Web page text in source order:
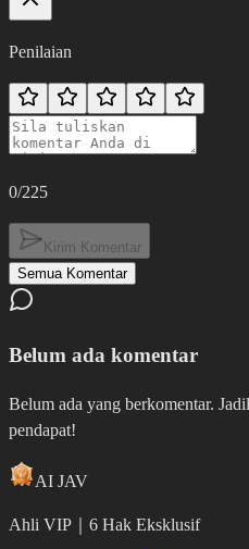
Penilaian
0/225
Kirim Komentar
Semua Komentar
Belum ada komentar
Belum ada yang berkomentar.
pendapat!
AI JAV
Ahli VIP 6 Hak Eksklusif